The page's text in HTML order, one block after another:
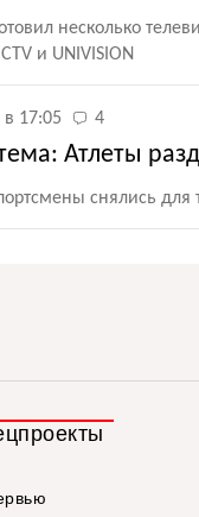
несколько
и UNIVISION
17:05 4
Атлеты
снялись для